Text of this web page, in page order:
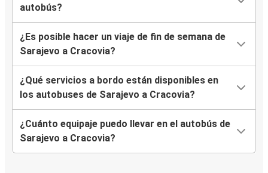
autobús?
¿Es posible hacer un viaje de fin de semana de
Sarajevo a Cracovia?
¿Qué servicios a bordo están disponibles en
los autobuses de Sarajevo a Cracovia?
¿Cuánto equipaje puedo llevar en el autobús de
Sarajevo a Cracovia?